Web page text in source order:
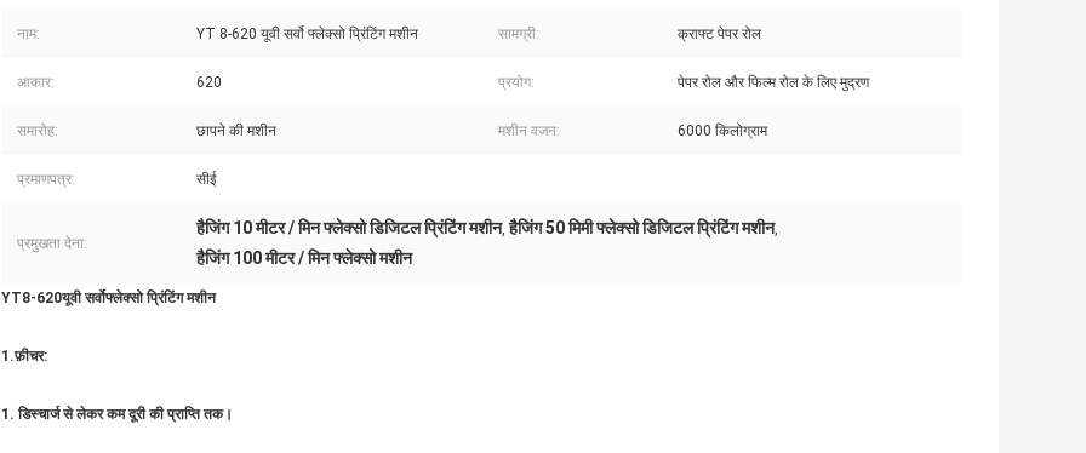
नाम: YT 8-620 यूवी सर्वो फ्लेक्सो प्रिंटिंग मशीन सामग्री: क्राफ्ट पेपर रोल
आकार: 620 प्रयोग: पेपर रोल और फिल्म रोल के लिए मुद्रण
समारोह: छापने की मशीन मशीन वजन: 6000 किलोग्राम
प्रमाणपत्र: सीई
प्रमुखता देना:
हैजिंग 10 मीटर / मिन फ्लेक्सो डिजिटल प्रिंटिंग मशीन,हैजिंग 50 मिमी फ्लेक्सो डिजिटल प्रिंटिंग मशीन,
हैजिंग 100 मीटर / मिन फ्लेक्सो मशीन
YT8-620यूवी सर्वोफ्लेक्सो प्रिंटिंग मशीन
1.फ़ीचर:
1. डिस्चार्ज से लेकर कम दूरी की प्राप्ति तक।